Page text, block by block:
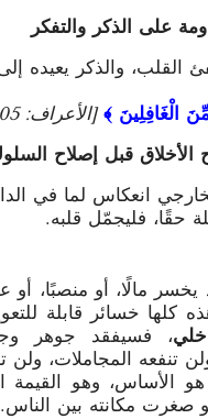
على الذكر والتفكر
القلب، والذكر يعيده
الْغَافِلِينَ ﴾ [الأعراف: 205
الأخلاق قبل إصلاح
انعكاس لما في
حقًا، فليجمّل قلبه.
يخسر مالًا، أو منصبًا، أو
كلها خسائر قابلة
، فسيفقد جوهر
تنفعه المجاملات، ولن
هو الأساس، وهو القيمة
صغرت مكانته بين الناس.